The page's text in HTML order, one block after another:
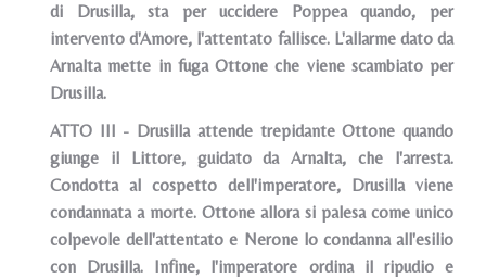
di Drusilla, sta per uccidere Poppea quando, per
intervento d'Amore, l'attentato fallisce. L'allarme dato da
Arnalta mette in fuga Ottone che viene scambiato per
Drusilla.
ATTO III - Drusilla attende trepidante Ottone quando
giunge il Littore, guidato da Arnalta, che l'arresta.
Condotta al cospetto dell'imperatore, Drusilla viene
condannata a morte. Ottone allora si palesa come unico
colpevole dell'attentato e Nerone lo condanna all'esilio
con Drusilla. Infine, l'imperatore ordina il ripudio e